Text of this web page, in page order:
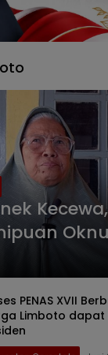
Polres
PENAS XVII
Limboto dapat